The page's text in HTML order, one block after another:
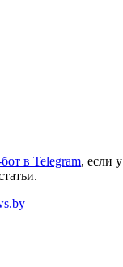
в Telegram, если